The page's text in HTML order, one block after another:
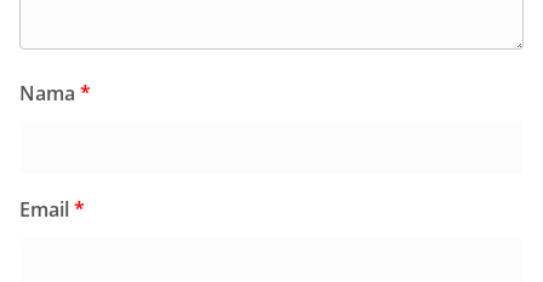
Nama *
Email*